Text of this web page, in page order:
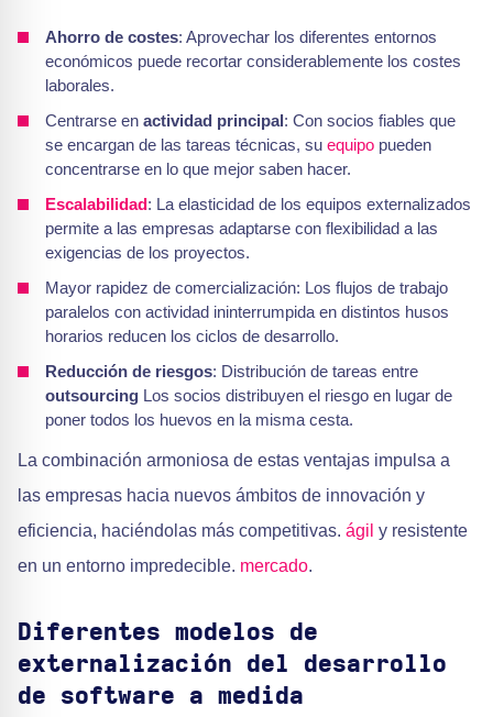
Ahorro de costes: Aprovechar los diferentes entornos
económicos puede recortar considerablemente los costes
laborales.
Centrarse en actividad principal: Con socios fiables que
se encargan de las tareas técnicas, su equipo pueden
concentrarse en lo que mejor saben hacer.
Escalabilidad: La elasticidad de los equipos externalizados
permite a las empresas adaptarse con flexibilidad a las
exigencias de los proyectos.
Mayor rapidez de comercialización: Los flujos de trabajo
paralelos con actividad ininterrumpida en distintos husos
horarios reducen los ciclos de desarrollo.
Reducción de riesgos: Distribución de tareas entre
outsourcing Los socios distribuyen el riesgo en lugar de
poner todos los huevos en la misma cesta.
La combinación armoniosa de estas ventajas impulsa a
las empresas hacia nuevos ámbitos de innovación y
eficiencia, haciéndolas más competitivas. ágil y resistente
en un entorno impredecible. mercado.
Diferentes modelos de
externalización del desarrollo
de software a medida